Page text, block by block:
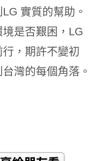
實質的幫助。
是否艱困，LG
，期許不變初
灣的每個角落。